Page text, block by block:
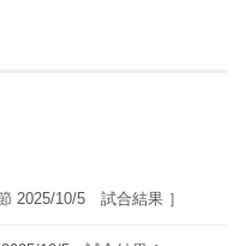
2025/10/5 試合結果 ］